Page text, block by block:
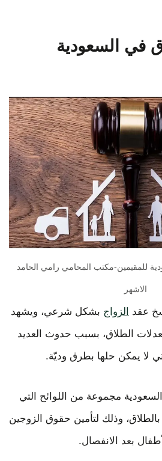
في السعودية
للمقيمين-مكتب المحامي رامي الحامد
الاشهر
عقد الزواج بشكل شرعي، ويشهد
الطلاق، بسبب حدوث العديد
لا يمكن حلها بطرق وديّة.
مجموعة من اللوائح التي
وذلك لتأمين حقوق الزوجين
بعد الانفصال.